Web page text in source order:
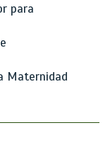
para
Maternidad